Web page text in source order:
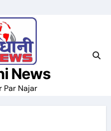
News
Par Najar